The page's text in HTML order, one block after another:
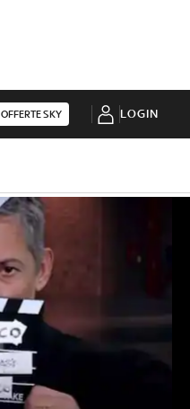
OFFERTE SKY LOGIN